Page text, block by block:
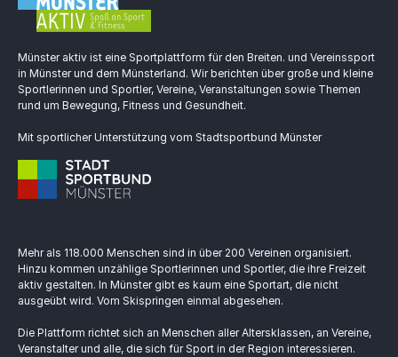
Münster aktiv ist eine Sportplattform für den Breiten. und Vereinssport
in Münster und dem Münsterland. Wir berichten über große und kleine
Sportlerinnen und Sportler, Vereine, Veranstaltungen sowie Themen
rund um Bewegung, Fitness und Gesundheit.
Mit sportlicher Unterstützung vom Stadtsportbund Münster
Mehr als 118.000 Menschen sind in über 200 Vereinen organisiert.
Hinzu kommen unzählige Sportlerinnen und Sportler, die ihre Freizeit
aktiv gestalten. In Münster gibt es kaum eine Sportart, die nicht
ausgeübt wird. Vom Skispringen einmal abgesehen.
Die Plattform richtet sich an Menschen aller Altersklassen, an Vereine,
Veranstalter und alle, die sich für Sport in der Region interessieren.